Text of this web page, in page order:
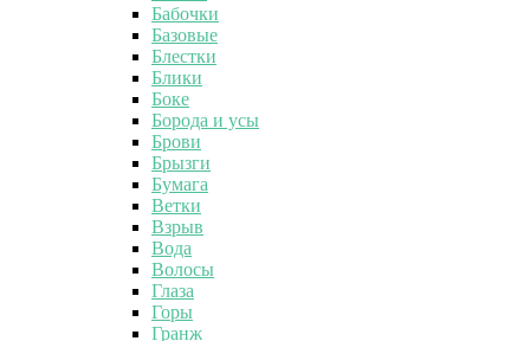
Бабочки
Базовые
Блестки
Блики
Боке
Борода и усы
Брови
Брызги
Бумага
Ветки
Взрыв
Вода
Волосы
Глаза
Горы
Гранж